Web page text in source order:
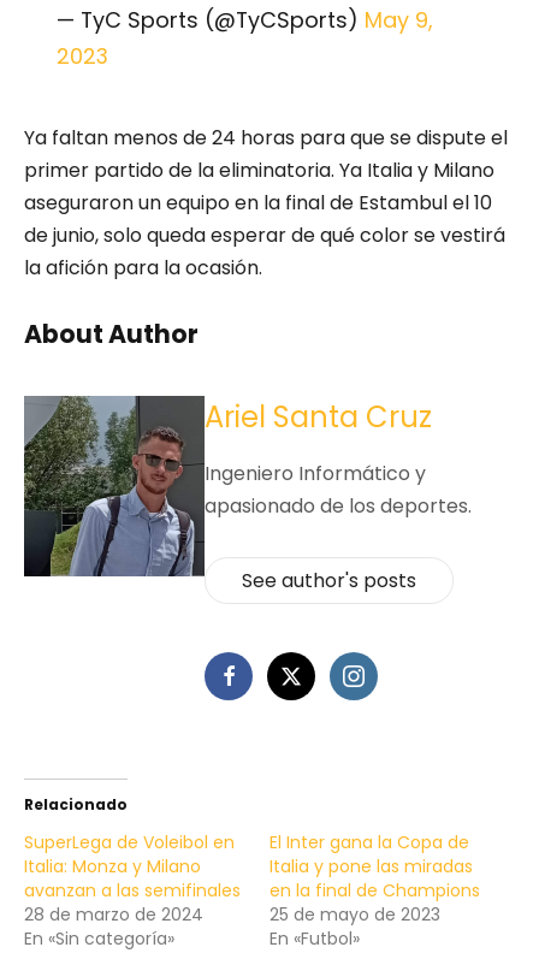
— TyC Sports (@TyCSports) May 9,
2023
Ya faltan menos de 24 horas para que se dispute el
primer partido de la eliminatoria. Ya Italia y Milano
aseguraron un equipo en la final de Estambul el 10
de junio, solo queda esperar de qué color se vestirá
la afición para la ocasión.
About Author
Ariel Santa Cruz
Ingeniero Informático y
apasionado de los deportes.
See author's posts
Relacionado
SuperLega de Voleibol en
Italia: Monza y Milano
avanzan a las semifinales
28 de marzo de 2024
En «Sin categoría»
El Inter gana la Copa de
Italia y pone las miradas
en la final de Champions
25 de mayo de 2023
En «Futbol»